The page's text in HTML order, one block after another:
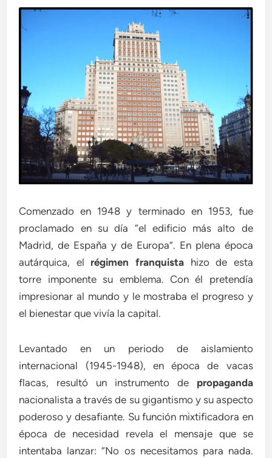
Comenzado en 1948 y terminado en 1953, fue
proclamado en su día “el edificio más alto de
Madrid, de España y de Europa”. En plena época
autárquica, el régimen franquista hizo de esta
torre imponente su emblema. Con él pretendía
impresionar al mundo y le mostraba el progreso y
el bienestar que vivía la capital.
Levantado en un periodo de aislamiento
internacional (1945-1948), en época de vacas
flacas, resultó un instrumento de propaganda
nacionalista a través de su gigantismo y su aspecto
poderoso y desafiante. Su función mixtificadora en
época de necesidad revela el mensaje que se
intentaba lanzar: “No os necesitamos para nada.